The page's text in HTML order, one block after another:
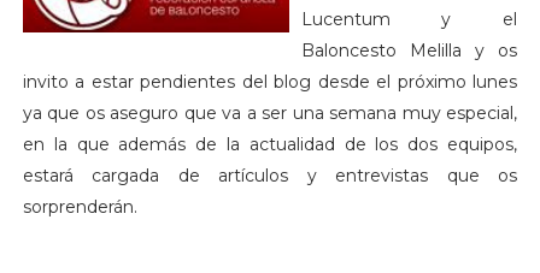
Lucentum y el
Baloncesto Melilla y os
invito a estar pendientes del blog desde el próximo lunes
ya que os aseguro que va a ser una semana muy especial,
en la que además de la actualidad de los dos equipos,
estará cargada de artículos y entrevistas que os
sorprenderán.